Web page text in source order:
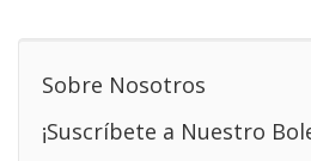
Sobre Nosotros
¡Suscríbete a Nuestro